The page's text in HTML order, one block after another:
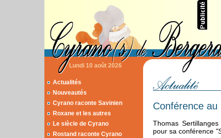
Lundi 10 août 2026
Actualités
Nouveautés
Cyrano raconte Savinien
Roxane et les autres
Le siècle de Cyrano
Rostand raconte Cyrano
Conférence
Thomas
pour sa conférence